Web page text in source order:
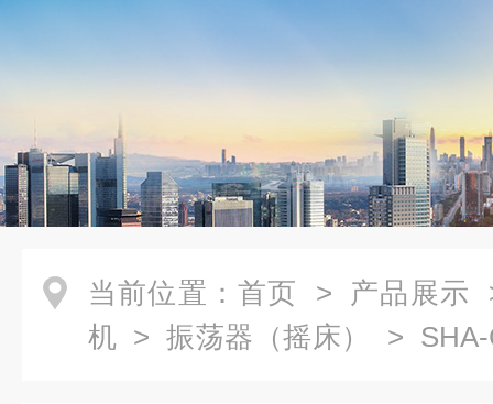
当前位置： 首页 > 产品展示
机 > 振荡器（摇床）
> SHA-